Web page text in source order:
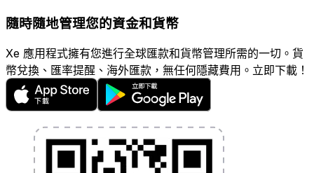
隨時隨地管理您的資金和貨幣
Xe 應用程式擁有您進行全球匯款和貨幣管理所需的一切。貨
幣兌換、匯率提醒、海外匯款，無任何隱藏費用。立即下載！